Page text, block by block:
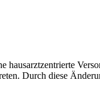
Durch diese